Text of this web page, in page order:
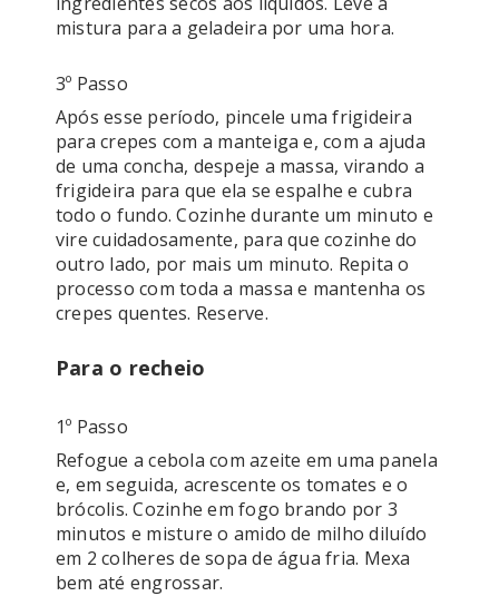
mistura para a geladeira por uma hora.
3º Passo
Após esse período, pincele uma frigideira
para crepes com a manteiga e, com a ajuda
de uma concha, despeje a massa, virando a
frigideira para que ela se espalhe e cubra
todo o fundo. Cozinhe durante um minuto e
vire cuidadosamente, para que cozinhe do
outro lado, por mais um minuto. Repita o
processo com toda a massa e mantenha os
crepes quentes. Reserve.
Para o recheio
1º Passo
Refogue a cebola com azeite em uma panela
e, em seguida, acrescente os tomates e o
brócolis. Cozinhe em fogo brando por 3
minutos e misture o amido de milho diluído
em 2 colheres de sopa de água fria. Mexa
bem até engrossar.